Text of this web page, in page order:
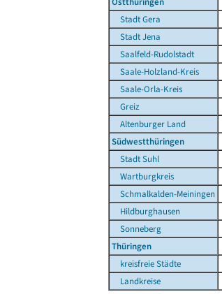
Stadt Gera
Stadt Jena
Saalfeld-Rudolstadt
Saale-Holzland-Kreis
Saale-Orla-Kreis
Greiz
Altenburger Land
Südwestthüringen
Stadt Suhl
Wartburgkreis
Schmalkalden-Meiningen
Hildburghausen
Sonneberg
Thüringen
kreisfreie Städte
Landkreise